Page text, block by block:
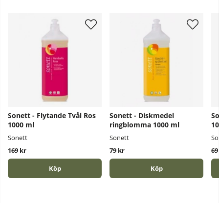
Sonett - Flytande Tvål Ros
1000 ml
Sonett
169 kr
Köp
Sonett - Diskmedel
ringblomma 1000 ml
Sonett
79 kr
Köp